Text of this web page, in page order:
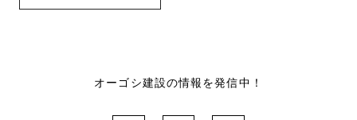
オーゴシ建設の情報を発信中！